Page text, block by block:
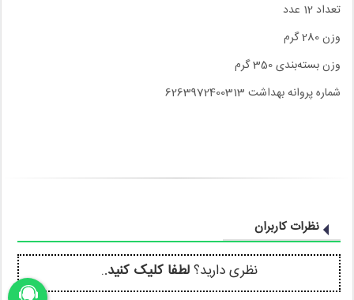
تعداد 12 عدد
وزن 280 گرم
وزن بسته‌بندی 350 گرم
شماره پروانه بهداشت 6263972400313
نظرات کاربران
نظری دارید؟لطفا کلیک کنید..